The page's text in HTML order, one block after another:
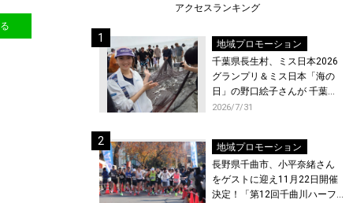
アクセスランキング
地域プロモーション
千葉県長生村、ミス日本2026
グランプリ＆ミス日本「海の
日」の野口絵子さんが 千葉県
唯一の村・長生村で地引網を
2026/7/31
地域プロモーション
長野県千曲市、小平奈緒さん
をゲストに迎え11月22日開催
決定！「第12回千曲川ハーフ